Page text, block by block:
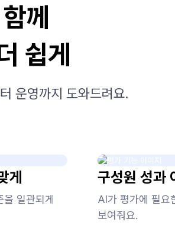
께
쉽게
운영까지 도와드려요.
게
일관되게
구성원 성과
AI가 평가에 필요
보여줘요.